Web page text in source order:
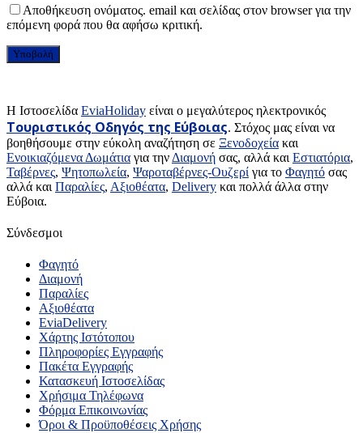
Αποθήκευση ονόματος. email και σελίδας στον browser για την
επόμενη φορά που θα αφήσω κριτική.
H Ιστοσελίδα EviaHoliday είναι ο μεγαλύτερος ηλεκτρονικός
Τουριστικός Οδηγός της Εύβοιας. Στόχος μας είναι να
βοηθήσουμε στην εύκολη αναζήτηση σε Ξενοδοχεία και
Ενοικιαζόμενα Δωμάτια για την Διαμονή σας, αλλά και Εστιατόρια,
Ταβέρνες, Ψητοπωλεία, Ψαροταβέρνες-Ουζερί για το Φαγητό σας
αλλά και Παραλίες, Αξιοθέατα, Delivery και πολλά άλλα στην
Εύβοια.
Σύνδεσμοι
Φαγητό
Διαμονή
Παραλίες
Αξιοθέατα
EviaDelivery
Χάρτης Ιστότοπου
Πληροφορίες Εγγραφής
Πακέτα Εγγραφής
Κατασκευή Ιστοσελίδας
Χρήσιμα Τηλέφωνα
Φόρμα Επικοινωνίας
Όροι & Προϋποθέσεις Xρήσης